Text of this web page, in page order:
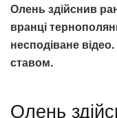
Олень здійснив
вранці
несподіване
ставом.
Олень